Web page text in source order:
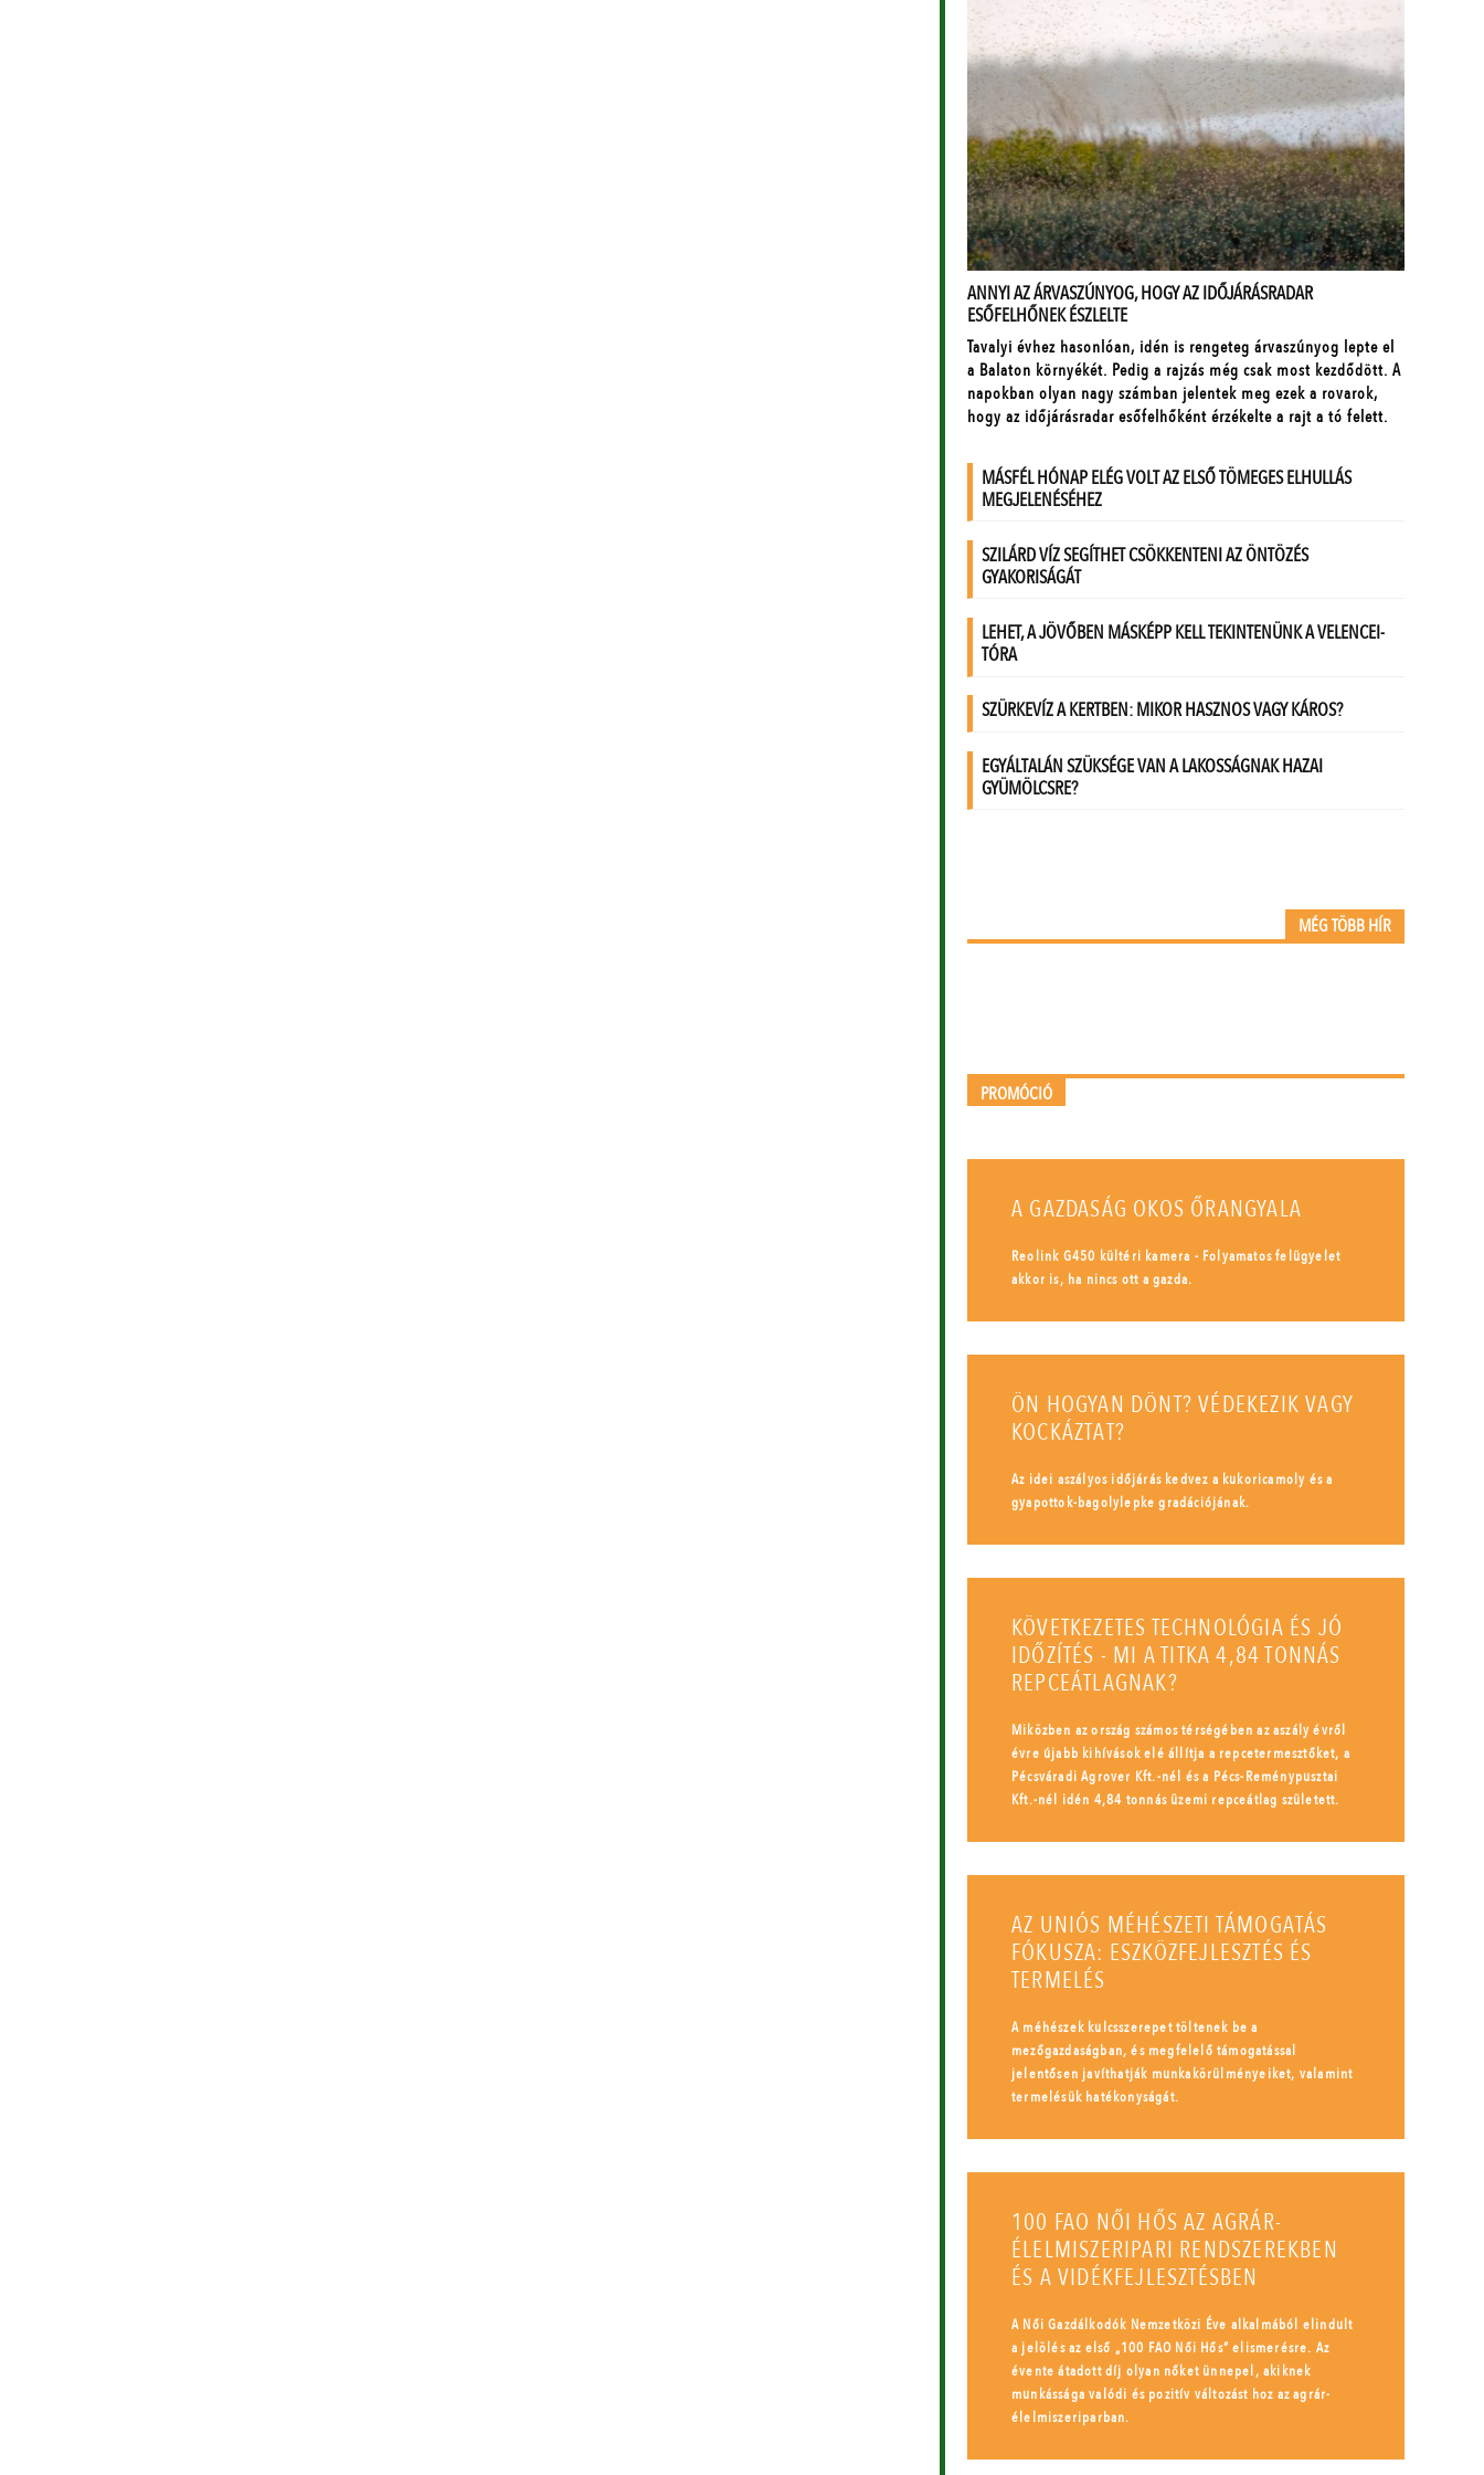
MÉG TÖBB HÍR
PROMÓCIÓ
A GAZDASÁG OKOS ŐRANGYALA
Reolink G450 kültéri kamera - Folyamatos felügyelet
akkor is, ha nincs ott a gazda.
ÖN HOGYAN DÖNT? VÉDEKEZIK VAGY
KOCKÁZTAT?
Az idei aszályos időjárás kedvez a kukoricamoly és a
gyapottok-bagolylepke gradációjának.
KÖVETKEZETES TECHNOLÓGIA ÉS JÓ
IDŐZÍTÉS - MI A TITKA 4,84 TONNÁS
REPCEÁTLAGNAK?
Miközben az ország számos térségében az aszály évről
évre újabb kihívások elé állítja a repcetermesztőket, a
Pécsváradi Agrover Kft.-nél és a Pécs-Reménypusztai
Kft.-nél idén 4,84 tonnás üzemi repceátlag született.
AZ UNIÓS MÉHÉSZETI TÁMOGATÁS
FÓKUSZA: ESZKÖZFEJLESZTÉS ÉS
TERMELÉS
A méhészek kulcsszerepet töltenek be a
mezőgazdaságban, és megfelelő támogatással
jelentősen javíthatják munkakörülményeiket, valamint
termelésük hatékonyságát.
100 FAO NŐI HŐS AZ AGRÁR-
ÉLELMISZERIPARI RENDSZEREKBEN
ÉS A VIDÉKFEJLESZTÉSBEN
A Női Gazdálkodók Nemzetközi Éve alkalmából elindult
a jelölés az első „100 FAO Női Hős” elismerésre. Az
évente átadott díj olyan nőket ünnepel, akiknek
munkássága valódi és pozitív változást hoz az agrár-
élelmiszeriparban.